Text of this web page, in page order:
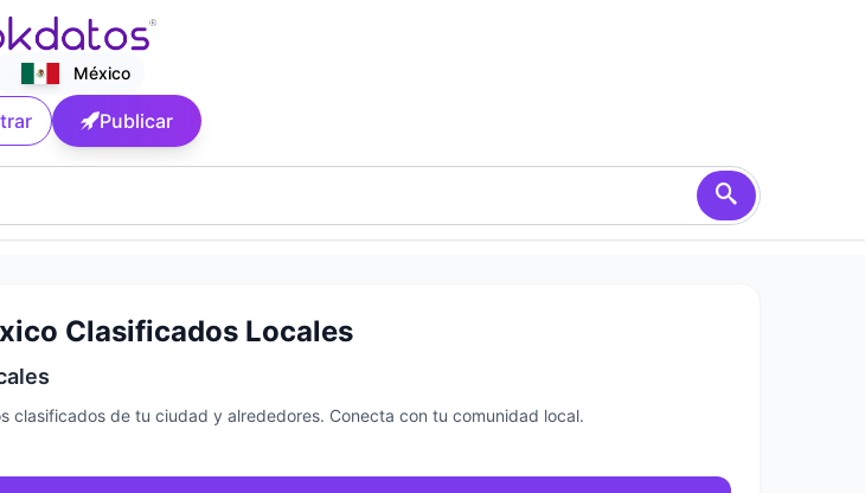
México
Publicar
Clasificados Locales
clasificados de tu ciudad y alrededores. Conecta con tu comunidad local.